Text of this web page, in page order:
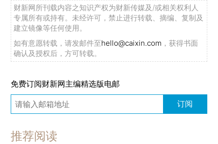
财新网所刊载内容之知识产权为财新传媒及/或相关权利人
专属所有或持有。未经许可，禁止进行转载、摘编、复制及
建立镜像等任何使用。
如有意愿转载，请发邮件至hello@caixin.com ，获得书面
确认及授权后，方可转载。
免费订阅财新网主编精选版电邮
订阅
推荐阅读